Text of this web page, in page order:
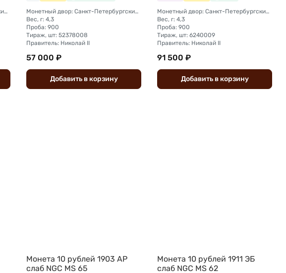
Монетный двор: Санкт-Петербургский монетный двор
Монетный двор: Санкт-Петербургский монетный двор
Вес, г: 4,3
Проба: 900
Тираж, шт: 52378008
Правитель: Николай II
57 000 ₽
Добавить вкорзину
Монетный двор: Санкт-Петербургский монетный двор
Вес, г: 4,3
Проба: 900
Тираж, шт: 6240009
Правитель: Николай II
91 500 ₽
Добавить вкорзину
Монета 10 рублей 1903 АР
слаб NGC MS 65
Монета 10 рублей 1911 ЭБ
слаб NGC MS 62